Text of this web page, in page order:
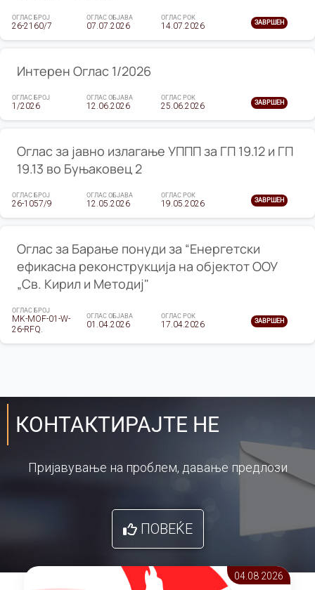
ОГЛАС БРОЈ
26-2160/7
ОГЛАС ОБЈАВА
07.07.2026
ОГЛАС РОК
14.07.2026 ЗАВРШЕН
Интерен Оглас 1/2026
ОГЛАС БРОЈ
1/2026
ОГЛАС ОБЈАВА
12.06.2026
ОГЛАС РОК
25.06.2026 ЗАВРШЕН
Оглас за јавно излагање УППП за ГП 19.12 и ГП
19.13 во Буњаковец 2
ОГЛАС БРОЈ
26-1057/9
ОГЛАС ОБЈАВА
12.05.2026
ОГЛАС РОК
19.05.2026 ЗАВРШЕН
Оглас за Барање понуди за “Енергетски
ефикасна реконструкција на објектот ООУ
„Св. Кирил и Методиј"
ОГЛАС БРОЈ
MK-MOF-01-W-
26-RFQ.
ОГЛАС ОБЈАВА
01.04.2026
ОГЛАС РОК
17.04.2026 ЗАВРШЕН
КОНТАКТИРАЈТЕ НЕ
Пријавување на проблем, давање предлози
ПОВЕЌЕ
04.08 2026